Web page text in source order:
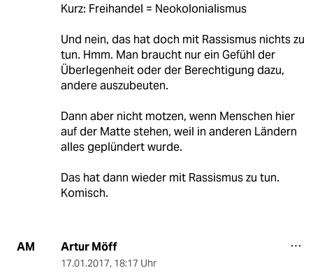
Kurz: Freihandel = Neokolonialismus
Und nein, das hat doch mit Rassismus nichts zu
tun. Hmm. Man braucht nur ein Gefühl der
Überlegenheit oder der Berechtigung dazu,
andere auszubeuten.
Dann aber nicht motzen, wenn Menschen hier
auf der Matte stehen, weil in anderen Ländern
alles geplündert wurde.
Das hat dann wieder mit Rassismus zu tun.
Komisch.
AM Artur Möff
17.01.2017, 18:17 Uhr